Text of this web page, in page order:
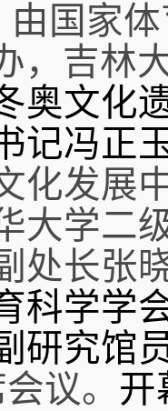
国家
，吉林
奥文化
记冯正
化发展
大学二
处长张
科学学
研究馆
议。 开